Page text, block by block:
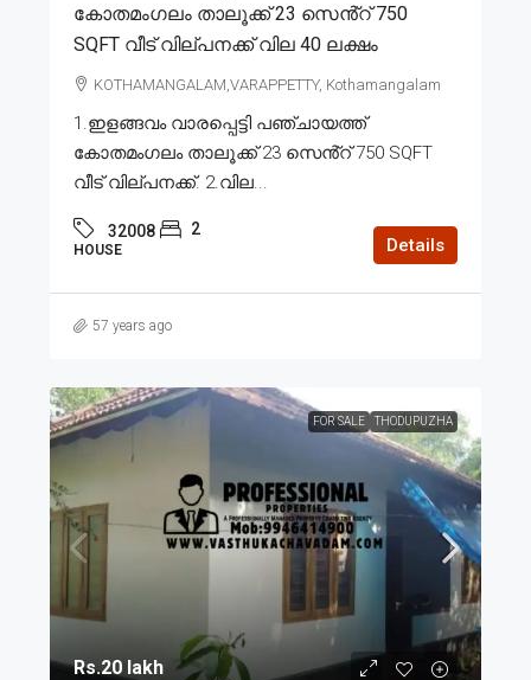
കോതമംഗലം താലൂക്ക് 23 സെൻ്റ് 750
SQFT വീട് വില്പനക്ക് വില 40 ലക്ഷം
KOTHAMANGALAM,VARAPPETTY, Kothamangalam
1.ഇളങ്ങവം വാരപ്പെട്ടി പഞ്ചായത്ത്
കോതമംഗലം താലൂക്ക് 23 സെൻ്റ് 750 SQFT
വീട് വില്പനക്ക്. 2.വില...
32008 2
HOUSE Details
57 years ago
FOR SALE THODUPUZHA
Rs.20 lakh